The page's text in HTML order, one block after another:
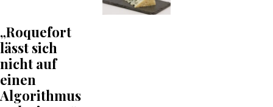
„Roquefort
lässt sich
nicht auf
einen
Algorithmus